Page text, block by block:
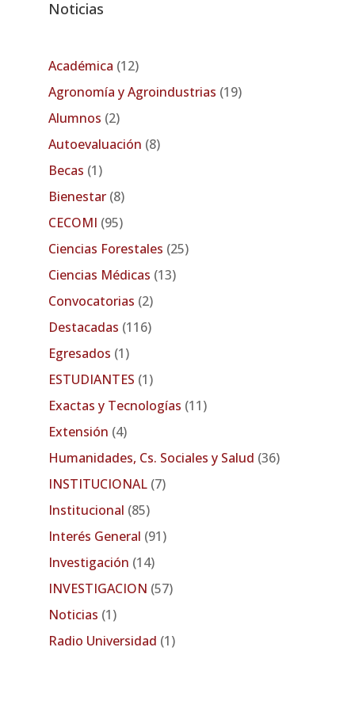
Noticias
Académica (12)
Agronomía y Agroindustrias (19)
Alumnos (2)
Autoevaluación (8)
Becas (1)
Bienestar(8)
CECOMI (95)
Ciencias Forestales (25)
Ciencias Médicas (13)
Convocatorias (2)
Destacadas (116)
Egresados (1)
ESTUDIANTES (1)
Exactas y Tecnologías (11)
Extensión (4)
Humanidades, Cs. Sociales y Salud (36)
INSTITUCIONAL(7)
Institucional (85)
Interés General (91)
Investigación (14)
INVESTIGACION (57)
Noticias (1)
Radio Universidad (1)